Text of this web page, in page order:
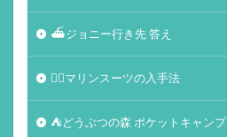
⛴ジョニー行き先 答え
🏄‍♀️マリンスーツの入手法
⛺どうぶつの森 ポケットキャンプ